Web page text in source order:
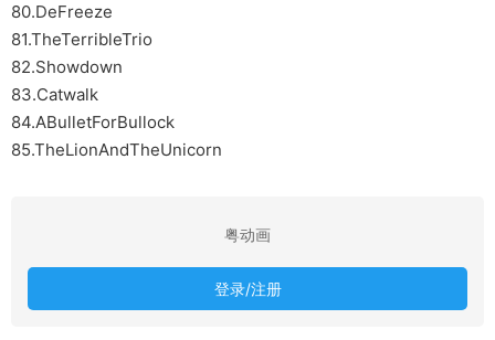
80.DeFreeze
81.TheTerribleTrio
82.Showdown
83.Catwalk
84.ABulletForBullock
85.TheLionAndTheUnicorn
粤动画
登录/注册